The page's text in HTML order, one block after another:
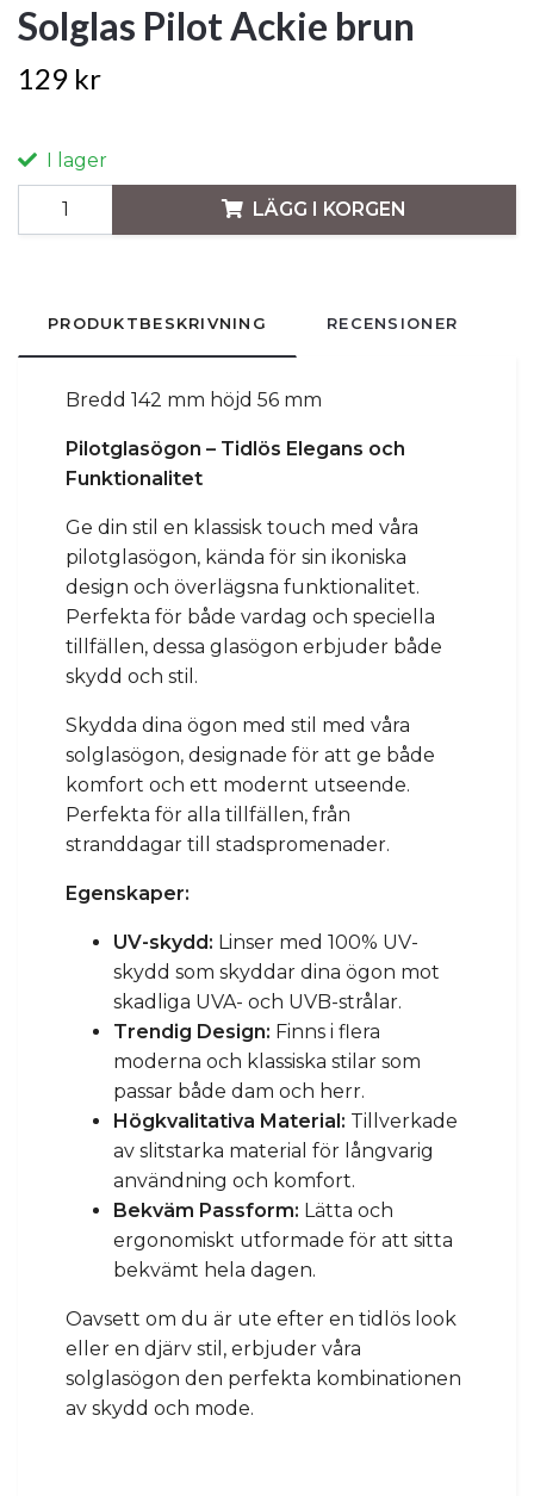
Solglas Pilot Ackie brun
129 kr
I lager
LÄGG I KORGEN
PRODUKTBESKRIVNING RECENSIONER
Bredd 142 mm höjd 56 mm
Pilotglasögon – Tidlös Elegans och
Funktionalitet
Ge din stil en klassisk touch med våra
pilotglasögon, kända för sin ikoniska
design och överlägsna funktionalitet.
Perfekta för både vardag och speciella
tillfällen, dessa glasögon erbjuder både
skydd och stil.
Skydda dina ögon med stil med våra
solglasögon, designade för att ge både
komfort och ett modernt utseende.
Perfekta för alla tillfällen, från
stranddagar till stadspromenader.
Egenskaper:
UV-skydd: Linser med 100% UV-
skydd som skyddar dina ögon mot
skadliga UVA- och UVB-strålar.
Trendig Design: Finns i flera
moderna och klassiska stilar som
passar både dam och herr.
Högkvalitativa Material: Tillverkade
av slitstarka material för långvarig
användning och komfort.
Bekväm Passform: Lätta och
ergonomiskt utformade för att sitta
bekvämt hela dagen.
Oavsett om du är ute efter en tidlös look
eller en djärv stil, erbjuder våra
solglasögon den perfekta kombinationen
av skydd och mode.